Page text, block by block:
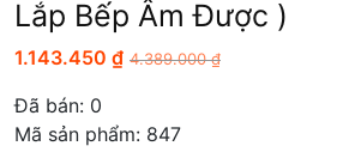
Lắp Bếp Âm Được )
1.143.450 ₫ 4.389.000₫
Đã bán: 0
Mã sản phẩm: 847